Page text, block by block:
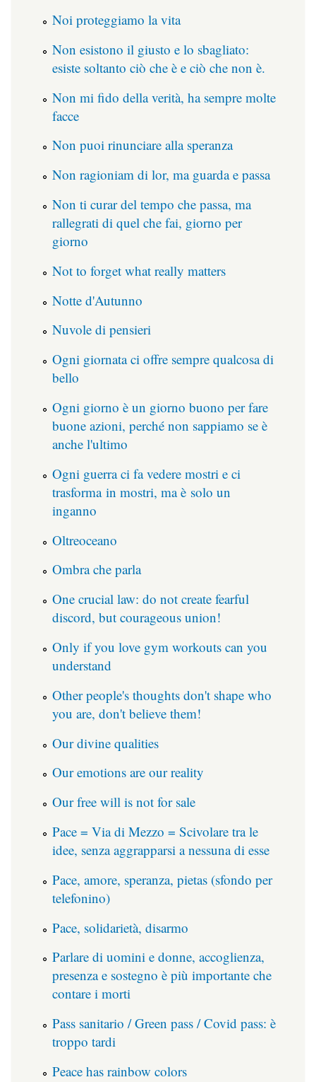
Noi proteggiamo la vita
Non esistono il giusto e lo sbagliato:
esiste soltanto ciò che è e ciò che non è.
Non mi fido della verità, ha sempre molte
facce
Non puoi rinunciare alla speranza
Non ragioniam di lor, ma guarda e passa
Non ti curar del tempo che passa, ma
rallegrati di quel che fai, giorno per
giorno
Not to forget what really matters
Notte d'Autunno
Nuvole di pensieri
Ogni giornata ci offre sempre qualcosa di
bello
Ogni giorno è un giorno buono per fare
buone azioni, perché non sappiamo se è
anche l'ultimo
Ogni guerra ci fa vedere mostri e ci
trasforma in mostri, ma è solo un
inganno
Oltreoceano
Ombra che parla
One crucial law: do not create fearful
discord, but courageous union!
Only if you love gym workouts can you
understand
Other people's thoughts don't shape who
you are, don't believe them!
Our divine qualities
Our emotions are our reality
Our free will is not for sale
Pace = Via di Mezzo = Scivolare tra le
idee, senza aggrapparsi a nessuna di esse
Pace, amore, speranza, pietas (sfondo per
telefonino)
Pace, solidarietà, disarmo
Parlare di uomini e donne, accoglienza,
presenza e sostegno è più importante che
contare i morti
Pass sanitario / Green pass / Covid pass: è
troppo tardi
Peace has rainbow colors